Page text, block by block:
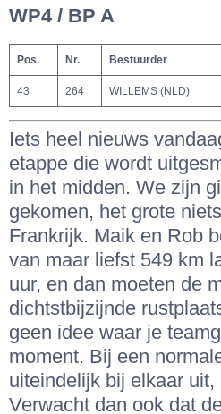
WP4 / BP A
Pos. Nr. Bestuurder
43 264 WILLEMS (NLD)
Iets heel nieuws
etappe die wordt
in het midden. We zijn
gekomen, het grote
Frankrijk. Maik en Rob
van maar liefst 549 km
uur, en dan moeten de
dichtstbijzijnde
geen idee waar je
moment. Bij een
uiteindelijk bij elkaar
Verwacht dan ook dat